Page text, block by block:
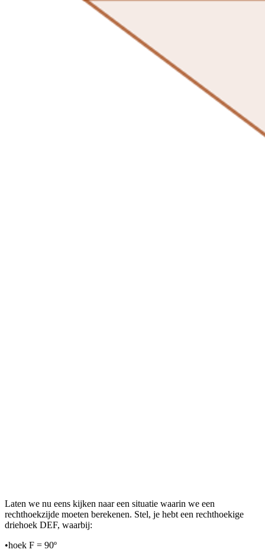
Laten we nu eens kijken naar een situatie waarin we een
rechthoekzijde moeten berekenen. Stel, je hebt een rechthoekige
driehoek DEF, waarbij:
•hoek F = 90º